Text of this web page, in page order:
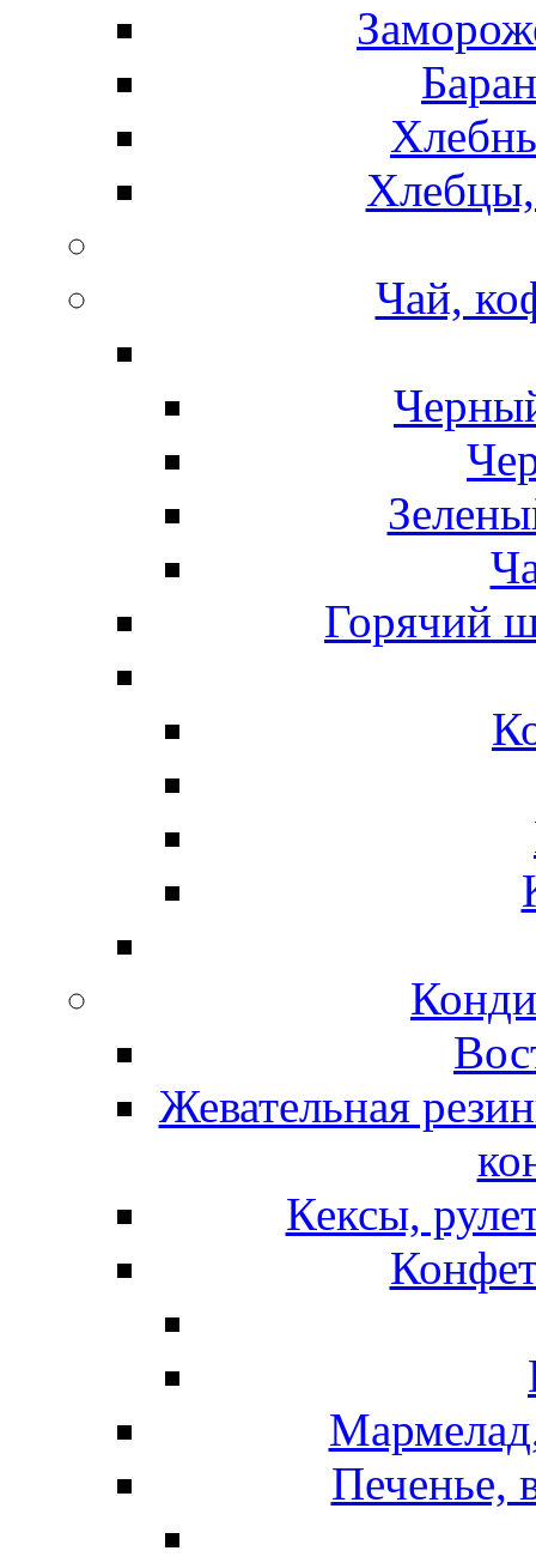
Хлебцы,
Чай,
Горячий
Жевательная
Кексы,
Печенье,